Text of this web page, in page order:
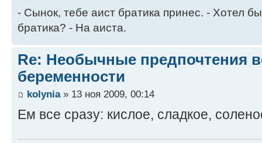
- Сынок, тебе аист братика принес. - Хотел
братика? - На аиста.
Re: Необычные предпочтения
беременности
kolynia» 13 ноя 2009, 00:14
Ем все сразу: кислое, сладкое,